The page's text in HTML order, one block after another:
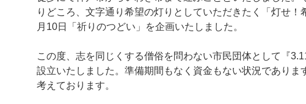
りどころ、文字通り希望の灯りとしていただきたく「灯せ
月10日「祈りのつどい」を企画いたしました。
この度、志を同じくする僧俗を問わない市民団体として『
設立いたしました。準備期間もなく資金もない状況でありま
考えております。